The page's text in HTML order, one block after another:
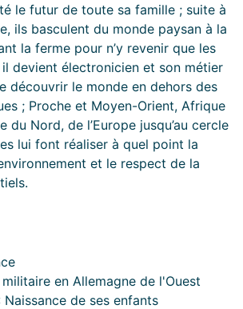
le futur de toute sa famille ; suite à
ils basculent du monde paysan à la
la ferme pour n’y revenir que les
devient électronicien et son métier
découvrir le monde en dehors des
; Proche et Moyen-Orient, Afrique
du Nord, de l’Europe jusqu’au cercle
lui font réaliser à quel point la
et le respect de la
en Allemagne de l'Ouest
de ses enfants